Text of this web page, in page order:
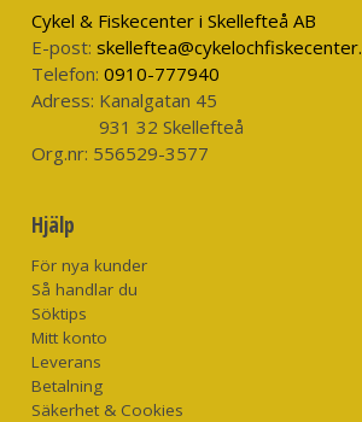
Anatomiskt skurna neoprenstövlar
Material: Toray® QuadraLam-material
andningsbaraoch 100% vattentäta
Vikt: 38 oz./1077 g
Färg: mörk gunmetal
Cykel & Fiskecenter i Skellefteå AB
E-post:
Telefon: 0910-777940
Adress: Kanalgatan 45
931 32 Skellefteå
Org.nr: 556529-3577
Hjälp
För nya kunder
Så handlar du
Söktips
Mitt konto
Leverans
Betalning
Säkerhet & Cookies